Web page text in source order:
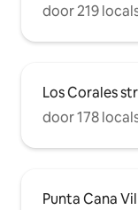
door 219
Los Corales
door 178
Punta Cana